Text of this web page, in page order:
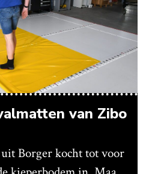
van Zibo
Borger kocht tot voor